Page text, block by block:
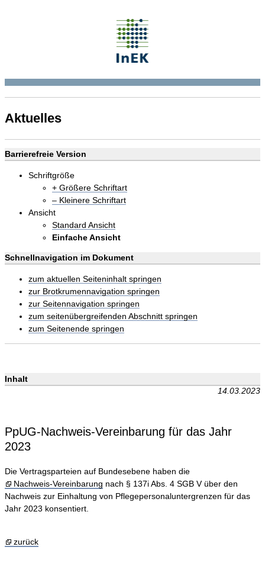
Aktuelles
Barrierefreie Version
Schriftgröße
+ Größere Schriftart
– Kleinere Schriftart
Ansicht
Standard Ansicht
Einfache Ansicht
Schnellnavigation im Dokument
zum aktuellen Seiteninhalt springen
zur Brotkrumennavigation springen
zur Seitennavigation springen
zum seitenübergreifenden Abschnitt springen
zum Seitenende springen
Inhalt
14.03.2023
PpUG-Nachweis-Vereinbarung für das Jahr
2023
Die Vertragsparteien auf Bundesebene haben die
Nachweis-Vereinbarung nach § 137i Abs. 4 SGB V über den
Nachweis zur Einhaltung von Pflegepersonaluntergrenzen für das
Jahr 2023 konsentiert.
zurück